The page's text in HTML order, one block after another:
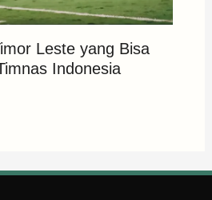
Leste yang Bisa
Indonesia